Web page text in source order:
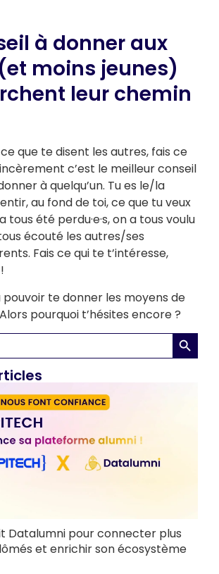
à donner aux
moins jeunes)
leur chemin
que te disent les autres, fais ce
c’est le meilleur conseil
à quelqu’un. Tu es le/la
au fond de toi, ce que tu veux
tous été perdu·e·s, on a tous voulu
écouté les autres/ses
Fais ce qui te t’intéresse,
pouvoir te donner les moyens de
pourquoi t’hésites encore ?
Search
Datalumni pour connecter plus
et enrichir son écosystème